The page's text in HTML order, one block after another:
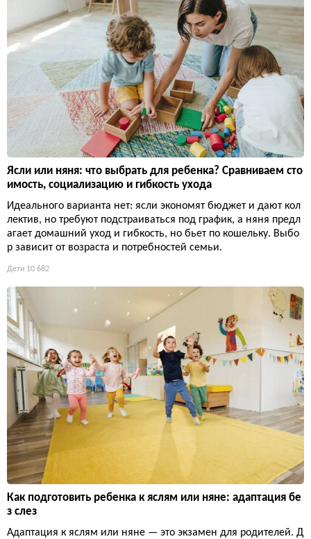
Ясли или няня: что выбрать для ребенка? Сравниваем сто
имость, социализацию и гибкость ухода
Идеального варианта нет: ясли экономят бюджет и дают кол
лектив, но требуют подстраиваться под график, а няня предл
агает домашний уход и гибкость, но бьет по кошельку. Выбо
р зависит от возраста и потребностей семьи.
Дети 10 682
Как подготовить ребенка к яслям или няне: адаптация бе
з слез
Адаптация к яслям или няне — это экзамен для родителей. Д